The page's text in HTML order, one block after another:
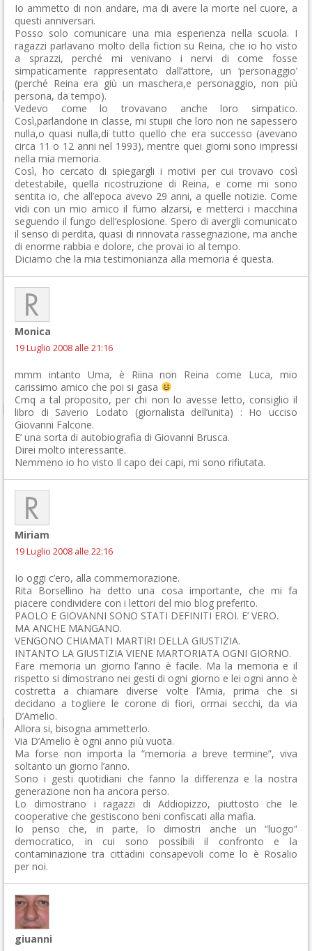
Io ammetto di non andare, ma di avere la morte nel cuore, a
questi anniversari.
Posso solo comunicare una mia esperienza nella scuola. I
ragazzi parlavano molto della fiction su Reina, che io ho visto
a sprazzi, perché mi venivano i nervi di come fosse
simpaticamente rappresentato dall’attore, un ‘personaggio’
(perché Reina era giù un maschera,e personaggio, non più
persona, da tempo).
Vedevo come lo trovavano anche loro simpatico.
Così,parlandone in classe, mi stupii che loro non ne sapessero
nulla,o quasi nulla,di tutto quello che era successo (avevano
circa 11 o 12 anni nel 1993), mentre quei giorni sono impressi
nella mia memoria.
Così, ho cercato di spiegargli i motivi per cui trovavo così
detestabile, quella ricostruzione di Reina, e come mi sono
sentita io, che all’epoca avevo 29 anni, a quelle notizie. Come
vidi con un mio amico il fumo alzarsi, e metterci i macchina
seguendo il fungo dell’esplosione. Spero di avergli comunicato
il senso di perdita, quasi di rinnovata rassegnazione, ma anche
di enorme rabbia e dolore, che provai io al tempo.
Diciamo che la mia testimonianza alla memoria é questa.
Monica
19 Luglio 2008 alle 21:16
mmm intanto Uma, è Riina non Reina come Luca, mio
carissimo amico che poi si gasa
Cmq a tal proposito, per chi non lo avesse letto, consiglio il
libro di Saverio Lodato (giornalista dell’unita) : Ho ucciso
Giovanni Falcone.
E’ una sorta di autobiografia di Giovanni Brusca.
Direi molto interessante.
Nemmeno io ho visto Il capo dei capi, mi sono rifiutata.
Miriam
19 Luglio 2008 alle 22:16
Io oggi c’ero, alla commemorazione.
Rita Borsellino ha detto una cosa importante, che mi fa
piacere condividere con i lettori del mio blog preferito.
PAOLO E GIOVANNI SONO STATI DEFINITI EROI. E’ VERO.
MA ANCHE MANGANO.
VENGONO CHIAMATI MARTIRI DELLA GIUSTIZIA.
INTANTO LA GIUSTIZIA VIENE MARTORIATA OGNI GIORNO.
Fare memoria un giorno l’anno è facile. Ma la memoria e il
rispetto si dimostrano nei gesti di ogni giorno e lei ogni anno è
costretta a chiamare diverse volte l’Amia, prima che si
decidano a togliere le corone di fiori, ormai secchi, da via
D’Amelio.
Allora si, bisogna ammetterlo.
Via D’Amelio è ogni anno più vuota.
Ma forse non importa la “memoria a breve termine”, viva
soltanto un giorno l’anno.
Sono i gesti quotidiani che fanno la differenza e la nostra
generazione non ha ancora perso.
Lo dimostrano i ragazzi di Addiopizzo, piuttosto che le
cooperative che gestiscono beni confiscati alla mafia.
Io penso che, in parte, lo dimostri anche un “luogo”
democratico, in cui sono possibili il confronto e la
contaminazione tra cittadini consapevoli come lo è Rosalio
per noi.
giuanni